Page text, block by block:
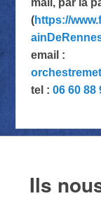
mail, par la
(https://
email :
tel : 06 60 88
Ils